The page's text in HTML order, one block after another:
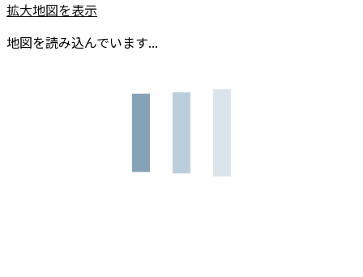
拡大地図を表示
地図を読み込んでいます...